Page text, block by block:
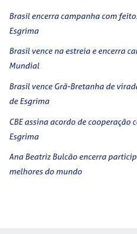
Brasil encerra campanha com
Esgrima
Brasil vence na estreia e encerra
Mundial
Brasil vence Grã-Bretanha de
de Esgrima
CBE assina acordo de
Esgrima
Ana Beatriz Bulcão encerra
melhores do mundo